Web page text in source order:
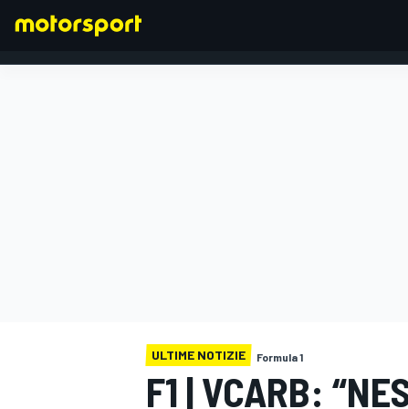
ULTIME NOTIZIE Formula 1
F1 | VCARB: